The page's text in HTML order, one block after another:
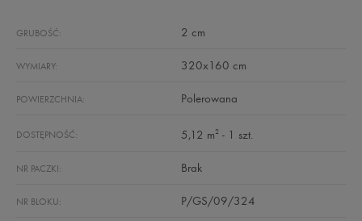
GRUBOŚĆ: 2 cm
WYMIARY: 320x160 cm
POWIERZCHNIA: Polerowana
DOSTĘPNOŚĆ: 5,12 m2 - 1 szt.
NR PACZKI: Brak
NR BLOKU: P/GS/09/324